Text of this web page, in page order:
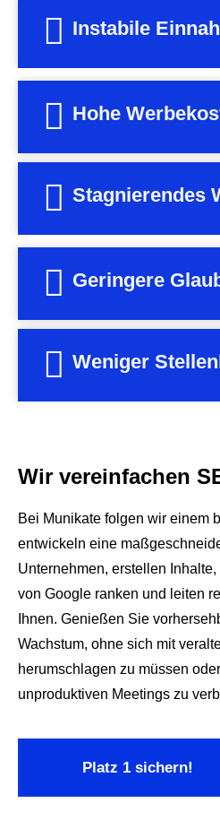
Instabile
Hohe
Stagnierendes
Geringere
Weniger
Wir vereinfachen
Bei Munikate folgen wir einem
entwickeln eine
Unternehmen, erstellen
von Google ranken und leiten
Ihnen. Genießen Sie
Wachstum, ohne sich mit
herumschlagen zu müssen
unproduktiven Meetings zu
Platz 1 sichern!